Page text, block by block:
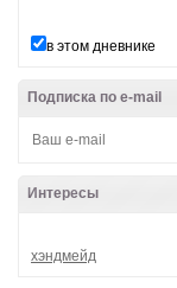
в этом дневнике
Подписка по e-mail
Интересы
хэндмейд